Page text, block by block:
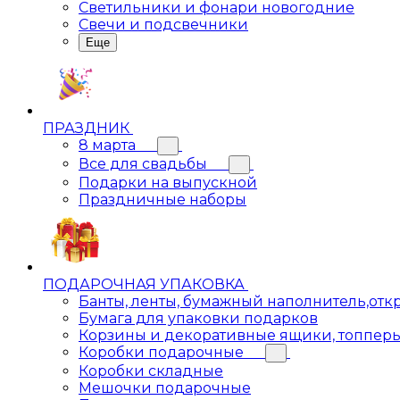
Светильники и фонари новогодние
Свечи и подсвечники
Еще
ПРАЗДНИК
8 марта
Все для свадьбы
Подарки на выпускной
Праздничные наборы
ПОДАРОЧНАЯ УПАКОВКА
Банты, ленты, бумажный
Бумага для упаковки подарков
Корзины и декоративные ящики,
Коробки подарочные
Коробки складные
Мешочки подарочные